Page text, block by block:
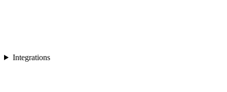
Integrations